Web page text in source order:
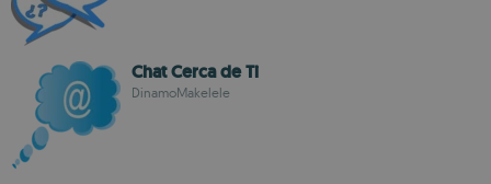
Chat Cerca de Ti
DinamoMakelele